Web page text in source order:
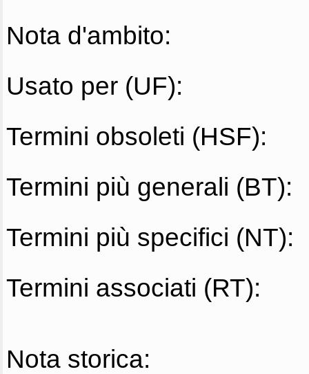
Nota d'ambito:
Usato per (UF):
Termini obsoleti (HSF):
Termini più generali (BT):
Termini più specifici (NT):
Termini associati (RT):
Nota storica: